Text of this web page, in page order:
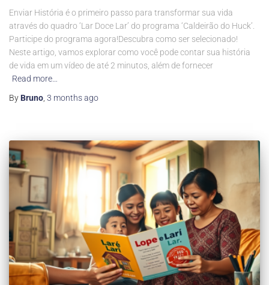
Enviar História é o primeiro passo para transformar sua vida
através do quadro ‘Lar Doce Lar’ do programa ‘Caldeirão do Huck’.
Participe do programa agora!Descubra como ser selecionado!
Neste artigo, vamos explorar como você pode contar sua história
de vida em um vídeo de até 2 minutos, além de fornecer
Read more…
By Bruno 3 monthsago